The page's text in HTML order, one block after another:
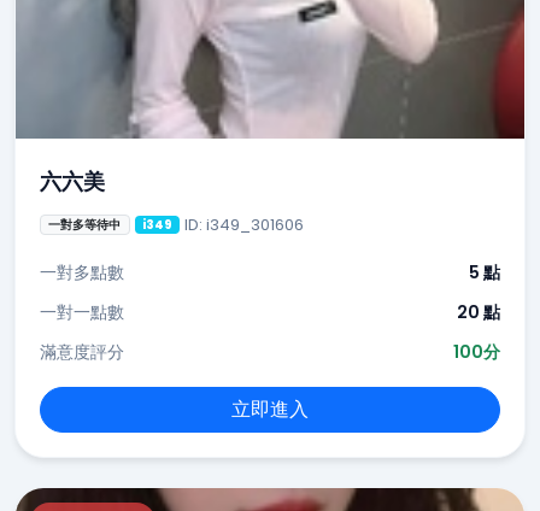
六六美
一對多等待中 i349 ID: i349_301606
一對多點數
5 點
一對一點數
20 點
滿意度評分
100分
立即進入